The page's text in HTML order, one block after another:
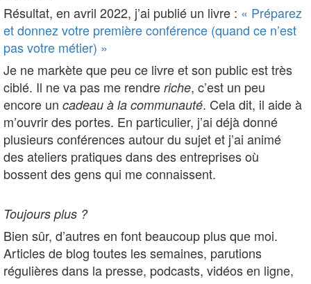
Résultat, en avril 2022, j’ai publié un livre : « Préparez
et donnez votre première conférence (quand ce n’est
pas votre métier) »
Je ne markète que peu ce livre et son public est très
ciblé. Il ne va pas me rendre riche, c’est un peu
encore un cadeau à la communauté. Cela dit, il aide à
m’ouvrir des portes. En particulier, j’ai déjà donné
plusieurs conférences autour du sujet et j’ai animé
des ateliers pratiques dans des entreprises où
bossent des gens qui me connaissent.
Toujours plus ?
Bien sûr, d’autres en font beaucoup plus que moi.
Articles de blog toutes les semaines, parutions
régulières dans la presse, podcasts, vidéos en ligne,